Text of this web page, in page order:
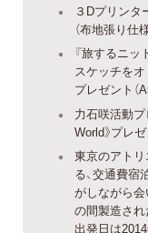
３Dプリンタ
（布地張り仕
『旅するニ
スケッチを
プレゼント（
力石咲活動
World》プレゼ
東京のアトリ
る、交通費宿
がしながら会
の間製造され
出発日は